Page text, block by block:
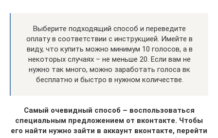
Выберите подходящий способ и переведите
оплату в соответствии с инструкцией. Имейте в
виду, что купить можно минимум 10 голосов, а в
некоторых случаях – не меньше 20. Если вам не
нужно так много, можно заработать голоса вк
бесплатно и быстро в нужном количестве.
Самый очевидный способ – воспользоваться
специальным предложением от вконтакте. Чтобы
его найти нужно зайти в аккаунт вконтакте, перейти